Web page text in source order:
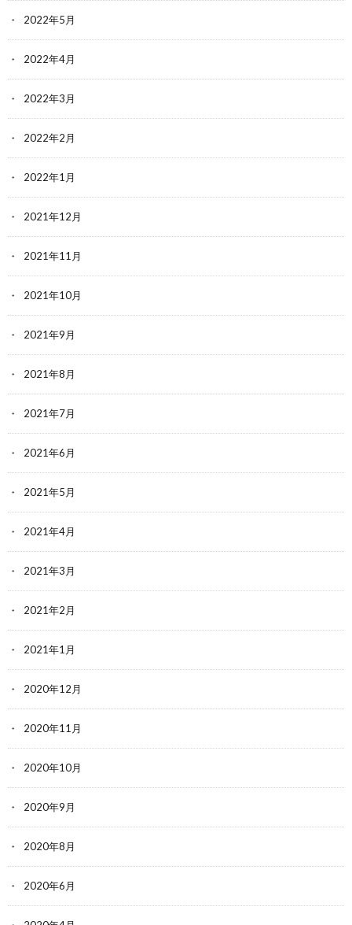
2022年5月
2022年4月
2022年3月
2022年2月
2022年1月
2021年12月
2021年11月
2021年10月
2021年9月
2021年8月
2021年7月
2021年6月
2021年5月
2021年4月
2021年3月
2021年2月
2021年1月
2020年12月
2020年11月
2020年10月
2020年9月
2020年8月
2020年6月